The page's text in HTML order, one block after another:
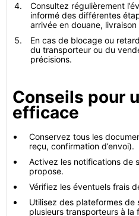
Consultez régulièrement
informé des différentes
arrivée en douane, livraison
En cas de blocage ou
du transporteur ou du
précisions.
Conseils pour
efficace
Conservez tous les
reçu, confirmation d’envoi).
Activez les notifications de
propose.
Vérifiez les éventuels frais
Utilisez des plateformes de
plusieurs transporteurs à la